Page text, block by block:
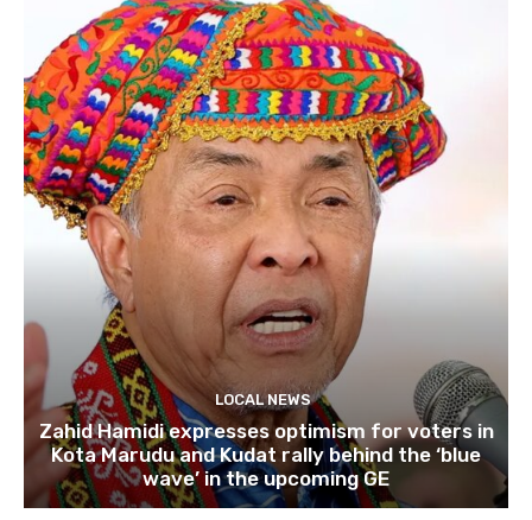
LOCAL NEWS
Zahid Hamidi expresses optimism for voters in
Kota Marudu and Kudat rally behind the ‘blue
wave’ in the upcoming GE